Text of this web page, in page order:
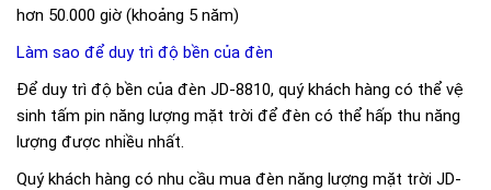
hơn 50.000 giờ (khoảng 5 năm)
Làm sao để duy trì độ bền của đèn
Để duy trì độ bền của đèn JD-8810, quý khách hàng có thể vệ
sinh tấm pin năng lượng mặt trời để đèn có thể hấp thu năng
lượng được nhiều nhất.
Quý khách hàng có nhu cầu mua đèn năng lượng mặt trời JD-